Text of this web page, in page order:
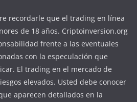
recordarle que el trading en línea
de 18 años. Criptoinversion.org
frente a las eventuales
con la especulación que
El trading en el mercado de
elevados. Usted debe conocer
aparecen detallados en la